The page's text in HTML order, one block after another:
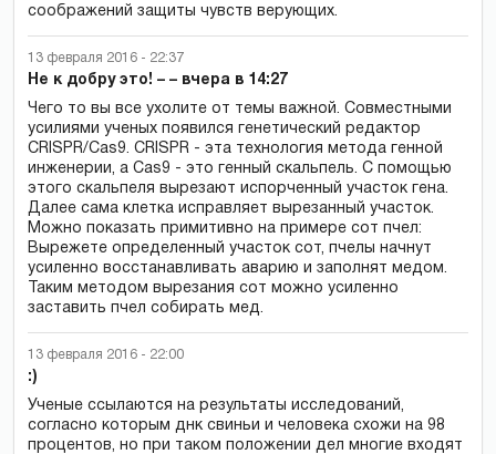
соображений защиты чувств верующих.
13 февраля 2016 - 22:37
Не к добру это! – – вчера в 14:27
Чего то вы все ухолите от темы важной. Совместными
усилиями ученых появился генетический редактор
CRISPR/Cas9. CRISPR - эта технология метода генной
инженерии, а Cas9 - это генный скальпель. С помощью
этого скальпеля вырезают испорченный участок гена.
Далее сама клетка исправляет вырезанный участок.
Можно показать примитивно на примере сот пчел:
Вырежете определенный участок сот, пчелы начнут
усиленно восстанавливать аварию и заполнят медом.
Таким методом вырезания сот можно усиленно
заставить пчел собирать мед.
13 февраля 2016 - 22:00
:)
Ученые ссылаются на результаты исследований,
согласно которым днк свиньи и человека схожи на 98
процентов, но при таком положении дел многие входят